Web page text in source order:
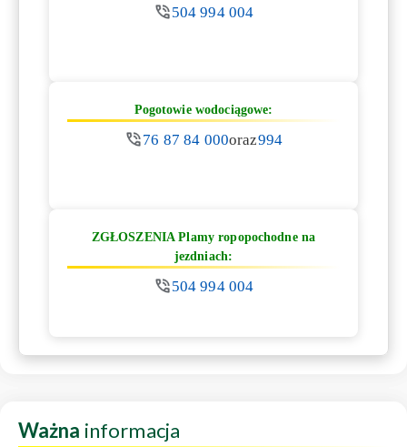
504 994 004
Pogotowie wodociągowe:
76 87 84 000oraz994
ZGŁOSZENIA Plamy ropopochodne na
jezdniach:
504 994 004
Ważna informacja